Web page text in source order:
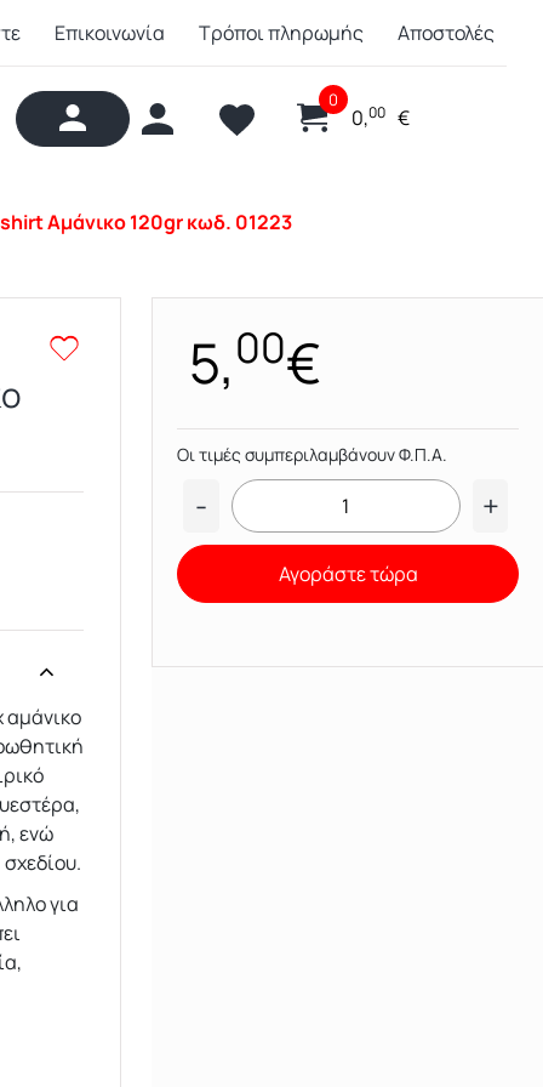
Επικοινωνία Τρόποι πληρωμής Αποστολές
0
0,00 €
Αμάνικο 120gr κωδ. 01223
αμάνικο
ενώ
για
5,00€
Οι τιμές συμπεριλαμβάνουν Φ.Π.Α.
- +
Αγοράστε τώρα